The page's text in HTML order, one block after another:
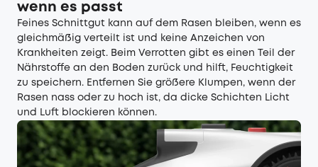
wenn es passt
Feines Schnittgut kann auf dem Rasen bleiben, wenn es
gleichmäßig verteilt ist und keine Anzeichen von
Krankheiten zeigt. Beim Verrotten gibt es einen Teil der
Nährstoffe an den Boden zurück und hilft, Feuchtigkeit
zu speichern. Entfernen Sie größere Klumpen, wenn der
Rasen nass oder zu hoch ist, da dicke Schichten Licht
und Luft blockieren können.